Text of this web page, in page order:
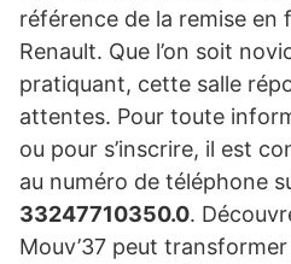
référence de la remise en
Renault. Que l’on soit
pratiquant, cette salle
attentes. Pour toute
ou pour s’inscrire, il est
au numéro de téléphone
33247710350.0.
Mouv’37 peut